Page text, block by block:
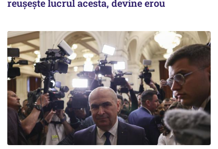
reușește lucrul acesta, devine erou